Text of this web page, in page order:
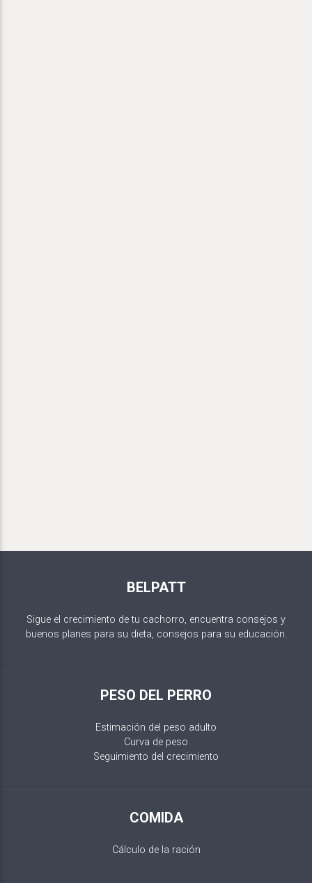
BELPATT
Sigue el crecimiento de tu cachorro, encuentra consejos y
buenos planes para su dieta, consejos para su educación.
PESO DEL PERRO
Estimación del peso adulto
Curva de peso
Seguimiento del crecimiento
COMIDA
Cálculo de la ración